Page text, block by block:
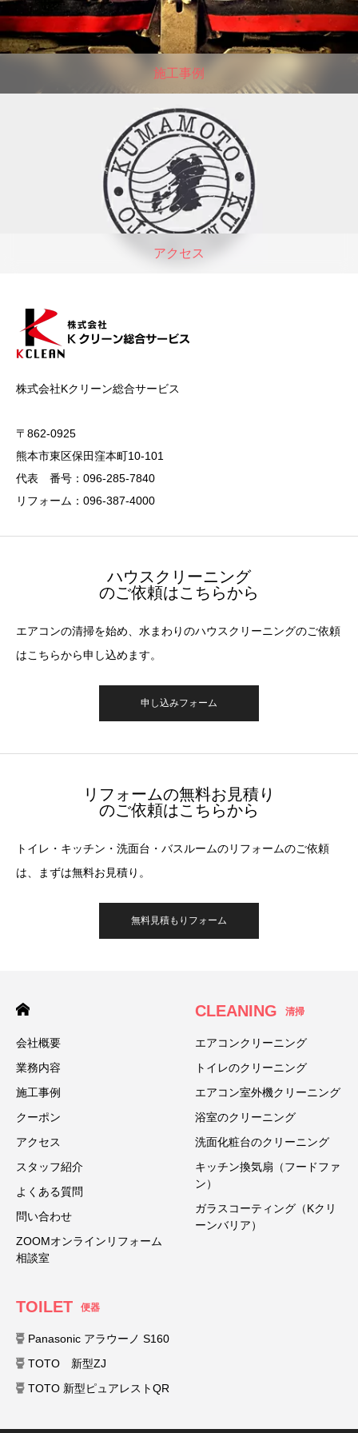
施工事例
アクセス
株式会社Kクリーン総合サービス
〒862-0925
熊本市東区保田窪本町10-101
代表 番号：096-285-7840
リフォーム：096-387-4000
ハウスクリーニング
のご依頼はこちらから
エアコンの清掃を始め、水まわりのハウスクリーニングのご依頼
はこちらから申し込めます。
申し込みフォーム
リフォームの無料お見積り
のご依頼はこちらから
トイレ・キッチン・洗面台・バスルームのリフォームのご依頼
は、まずは無料お見積り。
無料見積もりフォーム
会社概要
業務内容
施工事例
クーポン
アクセス
スタッフ紹介
よくある質問
問い合わせ
ZOOMオンラインリフォーム
相談室
CLEANING 清掃
エアコンクリーニング
トイレのクリーニング
エアコン室外機クリーニング
浴室のクリーニング
洗面化粧台のクリーニング
キッチン換気扇（フードファ
ン）
ガラスコーティング（Kクリ
ーンバリア）
TOILET 便器
Panasonic アラウーノ S160
TOTO 新型ZJ
TOTO 新型ピュアレストQR